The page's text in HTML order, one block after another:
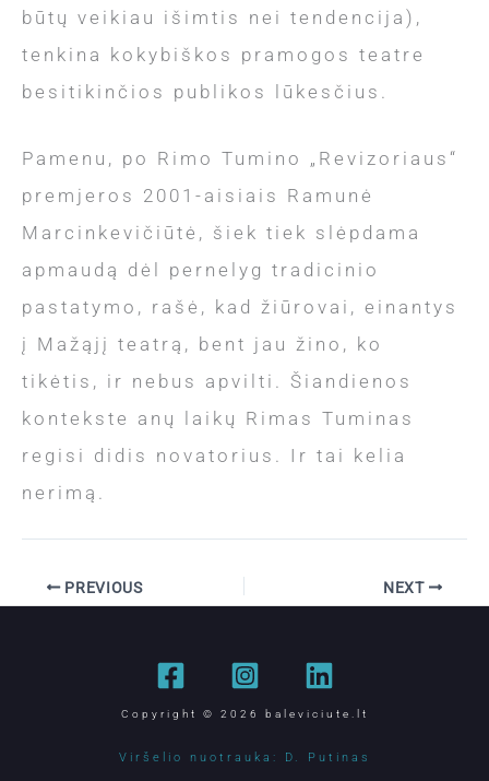
būtų veikiau išimtis nei tendencija),
tenkina kokybiškos pramogos teatre
besitikinčios publikos lūkesčius.
Pamenu, po Rimo Tumino „Revizoriaus“
premjeros 2001-aisiais Ramunė
Marcinkevičiūtė, šiek tiek slėpdama
apmaudą dėl pernelyg tradicinio
pastatymo, rašė, kad žiūrovai, einantys
į Mažąjį teatrą, bent jau žino, ko
tikėtis, ir nebus apvilti. Šiandienos
kontekste anų laikų Rimas Tuminas
regisi didis novatorius. Ir tai kelia
nerimą.
PREVIOUS NEXT
Copyright © 2026 baleviciute.lt
Viršelio nuotrauka: D. Putinas